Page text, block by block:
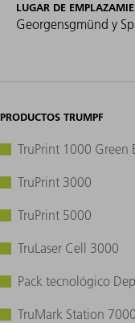
LUGAR DE
Georgensgmünd y
PRODUCTOS TRUMPF
TruPrint 1000 Green
TruPrint 3000
TruPrint 5000
TruLaser Cell 3000
Pack tecnológico
TruMark Station 7000